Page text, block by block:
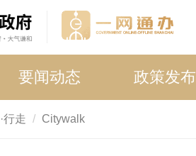
要闻动态 政策发布
行走 Citywalk